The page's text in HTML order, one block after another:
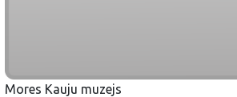
Mores Kauju muzejs